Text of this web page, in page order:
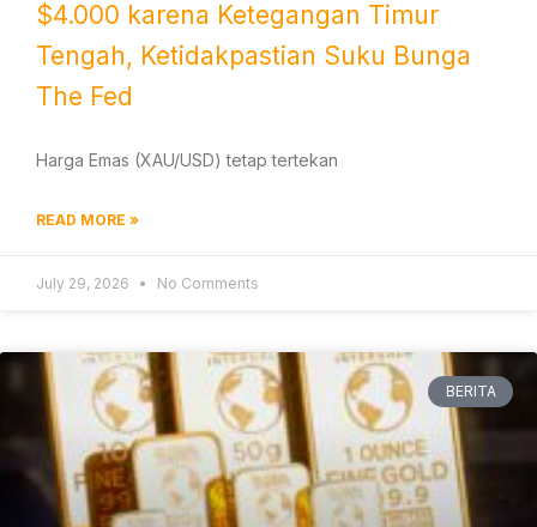
$4.000 karena Ketegangan Timur
Tengah, Ketidakpastian Suku Bunga
The Fed
Harga Emas (XAU/USD) tetap tertekan
READ MORE »
July 29, 2026 No Comments
BERITA